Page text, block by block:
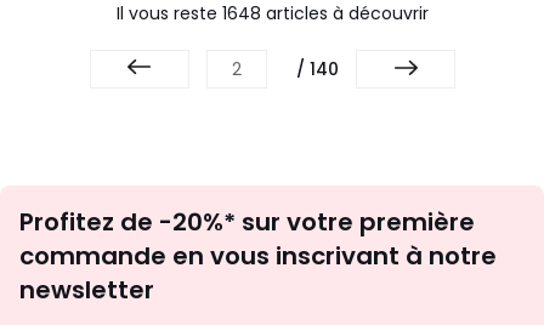
Il vous reste 1648 articles à découvrir
/ 140
newsletter
Profitez de -20%* sur votre première
commande en vous inscrivant à notre
newsletter